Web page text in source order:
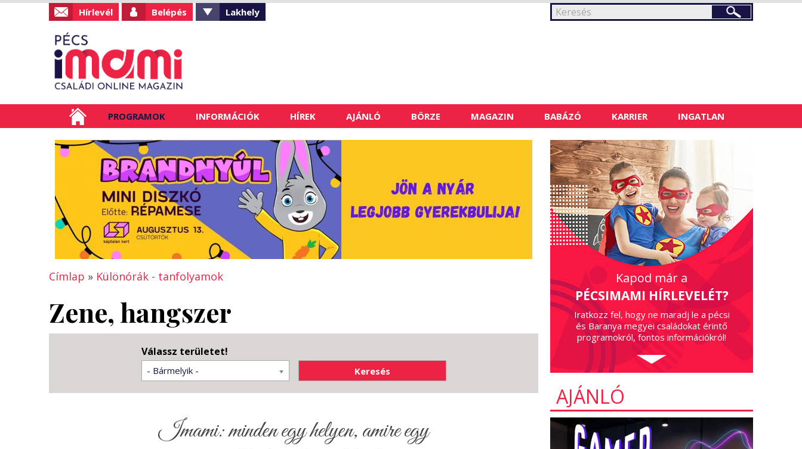
Hírlevél Belépés Lakhely
PROGRAMOK INFORMÁCIÓK HÍREK AJÁNLÓ BÖRZE MAGAZIN BABÁZÓ KARRIER INGATLAN
Címlap » Különórák - tanfolyamok
Zene, hangszer
Válassz területet!
- Bármelyik -
Imami: minden egy helyen, amire egy
Kapod már a
PÉCSIMAMI HÍRLEVELÉT?
Iratkozz fel, hogy ne maradj le a pécsi
és Baranya megyei családokat érintő
programokról, fontos információkról!
AJÁNLÓ